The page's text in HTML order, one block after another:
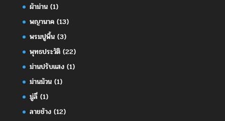
ผ้าม่าน(1)
พญานาค(13)
พรมปูพื้น(3)
พุทธประวัติ(22)
ม่านปรับแสง(1)
ม่านม้วน(1)
มู่ลี่(1)
ลายช้าง(12)